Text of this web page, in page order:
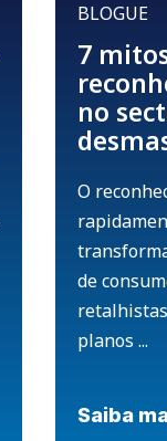
BLOGUE
7
no
O
de
planos ...
Saiba